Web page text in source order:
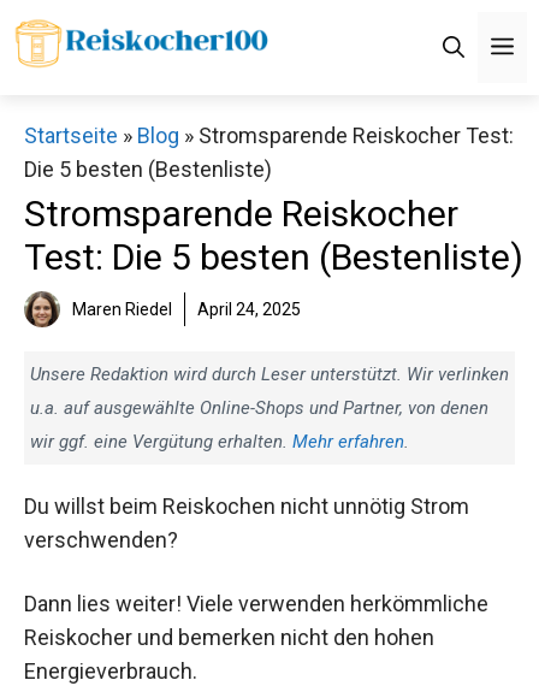
Zum
Inhalt
Startseite » Blog » Stromsparende Reiskocher Test:
Die 5 besten (Bestenliste)
Stromsparende Reiskocher
Test: Die 5 besten (Bestenliste)
Maren Riedel April 24, 2025
Unsere Redaktion wird durch Leser unterstützt. Wir verlinken
u.a. auf ausgewählte Online-Shops und Partner, von denen
wir ggf. eine Vergütung erhalten. Mehr erfahren.
Du willst beim Reiskochen nicht unnötig Strom
verschwenden?
Dann lies weiter! Viele verwenden herkömmliche
Reiskocher und bemerken nicht den hohen
Energieverbrauch.